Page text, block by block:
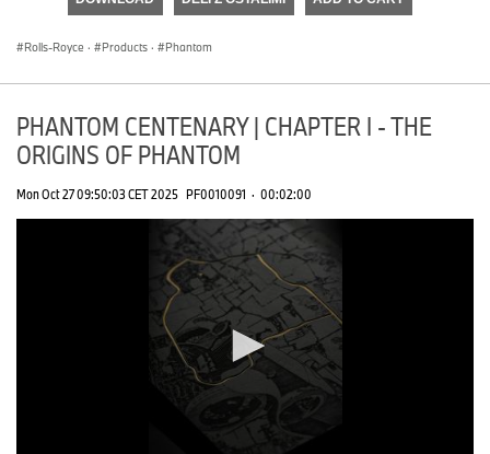
seconds
Rolls-Royce · Products · Phantom
PHANTOM CENTENARY | CHAPTER I - THE
ORIGINS OF PHANTOM
Mon Oct 27 09:50:03 CET 2025 PF0010091 · 00:02:00